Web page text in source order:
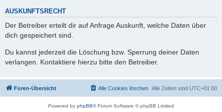
AUSKUNFTSRECHT
Der Betreiber erteilt dir auf Anfrage Auskunft, welche Daten über
dich gespeichert sind.
Du kannst jederzeit die Löschung bzw. Sperrung deiner Daten
verlangen. Kontaktiere hierzu bitte den Betreiber.
Foren-Übersicht Alle Zeiten sind UTC+01:00
Alle Cookies löschen
Powered by phpBB® Forum Software © phpBB Limited